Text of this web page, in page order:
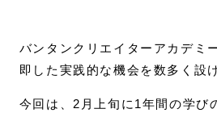
バンタンクリエイターアカデミ
即した実践的な機会を数多く設
今回は、2月上旬に1年間の学び